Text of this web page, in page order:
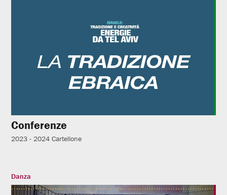
Conferenze
2023 - 2024 Cartellone
Danza